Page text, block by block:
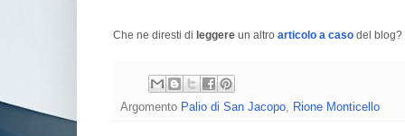
Che ne diresti di leggere un altro articolo a caso del blog?
Argomento Palio di San Jacopo Rione Monticello